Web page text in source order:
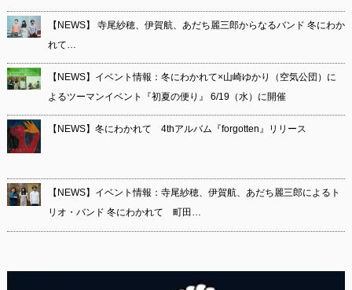
【NEWS】 寺尾紗穂、伊賀航、あだち麗三郎からなるバンド 冬にわか
れて…
【NEWS】イベント情報：冬にわかれて×山崎ゆかり（空気公団）に
よるツーマンイベント『初夏の便り』 6/19（水）に開催
【NEWS】冬にわかれて 4thアルバム『forgotten』リリース
【NEWS】イベント情報：寺尾紗穂、伊賀航、あだち麗三郎によるト
リオ・バンド 冬にわかれて 町田…